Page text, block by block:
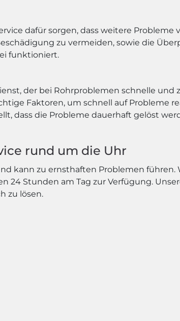
dafür sorgen, dass weitere Probleme
zu vermeiden, sowie die
funktioniert.
der bei Rohrproblemen schnelle und
Faktoren, um schnell auf Probleme
dass die Probleme dauerhaft gelöst
rund um die Uhr
kann zu ernsthaften Problemen führen.
24 Stunden am Tag zur Verfügung.
zu lösen.